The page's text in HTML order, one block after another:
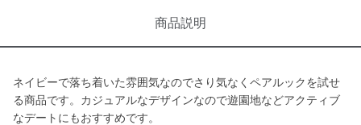
商品説明
ネイビーで落ち着いた雰囲気なのでさり気なくペアルックを試せ
る商品です。カジュアルなデザインなので遊園地などアクティブ
なデートにもおすすめです。